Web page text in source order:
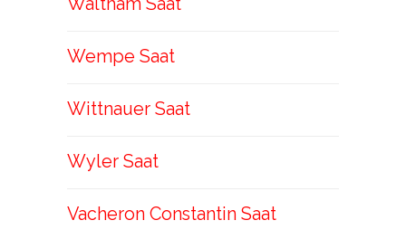
Wempe Saat
Wittnauer Saat
Wyler Saat
Vacheron Constantin Saat